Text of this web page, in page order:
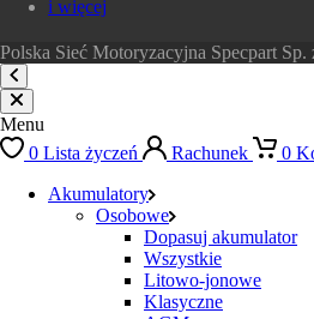
i więcej
Polska Sieć Motoryzacyjna Specpart Sp.
Menu
0 Lista życzeń Rachunek 0
Akumulatory
Osobowe
Dopasuj akumulator
Wszystkie
Litowo-jonowe
Klasyczne